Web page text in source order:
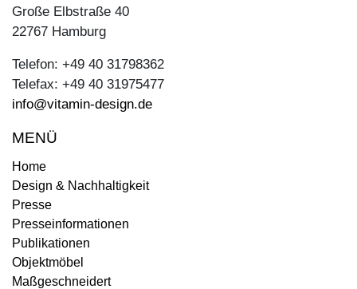
Große Elbstraße 40
22767 Hamburg
Telefon: +49 40 31798362
Telefax: +49 40 31975477
info@vitamin-design.de
MENÜ
Home
Design & Nachhaltigkeit
Presse
Presseinformationen
Publikationen
Objektmöbel
Maßgeschneidert